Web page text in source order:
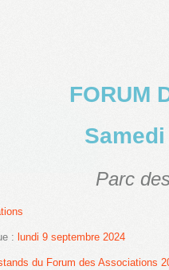
FORUM
Parc
: lundi 9 septembre 2024
du Forum des Associations